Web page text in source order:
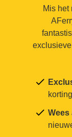
Mis het
Wees